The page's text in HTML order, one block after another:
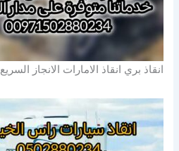
انقاذ بري انقاذ الامارات الانجاز السريع